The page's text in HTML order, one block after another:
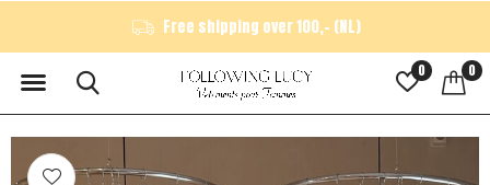
0 0
Free shipping over 100,- (NL)